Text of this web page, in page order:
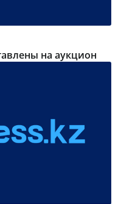
на аукцион